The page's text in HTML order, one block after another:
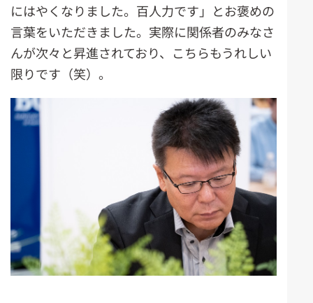
にはやくなりました。百人力です」とお褒めの
言葉をいただきました。実際に関係者のみなさ
んが次々と昇進されており、こちらもうれしい
限りです（笑）。